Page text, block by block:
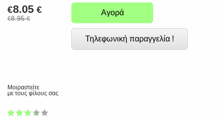
€8.05 €
€8.95€
Αγορά
Τηλεφωνική παραγγελία !
Μοιραστείτε
με τους φίλους σας
1
2
3
4
5